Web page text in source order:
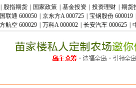
股指期货 国家政策 基金投资 投资理财 期货
联通 600050 京东方A 000725 宝钢股份 600019
航空 600029 万科A 000002 长安汽车 000625